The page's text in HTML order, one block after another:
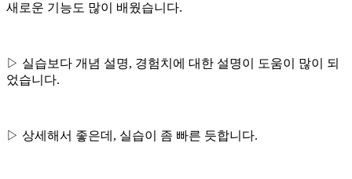
새로운 기능도 많이 배웠습니다.
▷ 실습보다 개념 설명, 경험치에 대한 설명이 도움이 많이 되
었습니다.
▷ 상세해서 좋은데, 실습이 좀 빠른 듯합니다.